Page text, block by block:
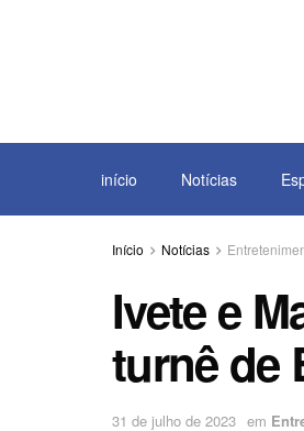
início Notícias
Início Notícias
Ivete e
turnê de
31 de julho de 2023 em